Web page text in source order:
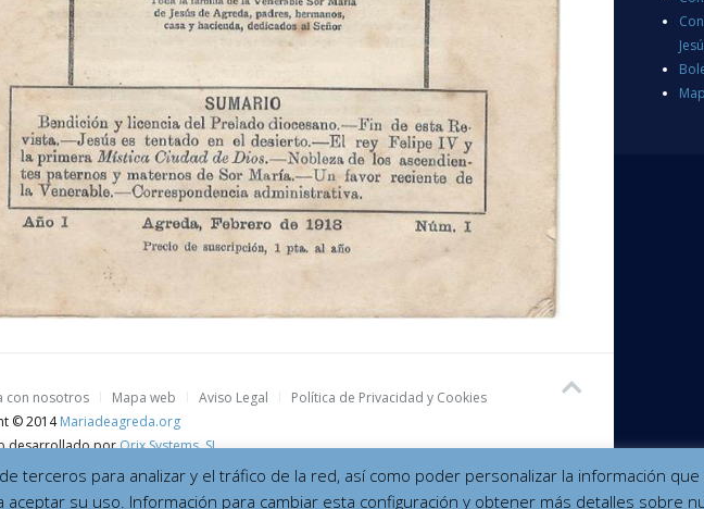
con nosotros Mapa web Aviso Legal
Política de Privacidad y Cookies
© 2014Mariadeagreda.org
desarrollado porOrix Systems, SL
terceros para analizar y el tráfico de la red, así como poder personalizar la información
aceptar su uso. Información para cambiar esta configuración y obtener más detalles sobre